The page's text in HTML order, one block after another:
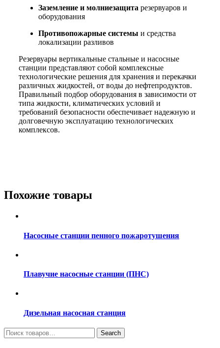
Заземление и молниезащита резервуаров и
оборудования
Противопожарные системы и средства
локализации разливов
Резервуары вертикальные стальные и насосные
станции представляют собой комплексные
технологические решения для хранения и перекачки
различных жидкостей, от воды до нефтепродуктов.
Правильный подбор оборудования в зависимости от
типа жидкости, климатических условий и
требований безопасности обеспечивает надежную и
долговечную эксплуатацию технологических
комплексов.
Похожие товары
Насосные станции пенного пожаротушения
Плавучие насосные станции (ПНС)
Дизельная насосная станция
Search
for:
Search